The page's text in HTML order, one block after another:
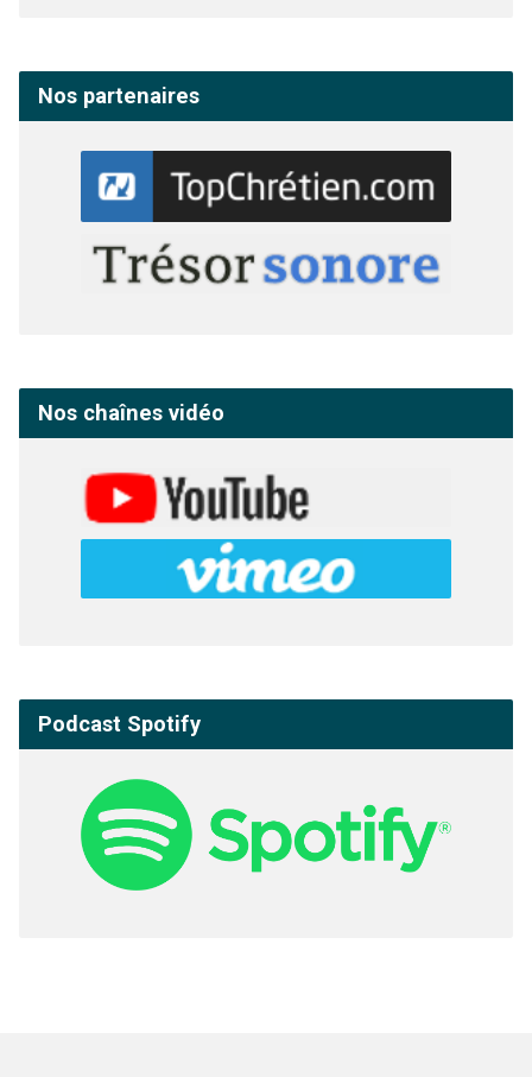
Nos partenaires
Nos chaînes vidéo
Podcast Spotify